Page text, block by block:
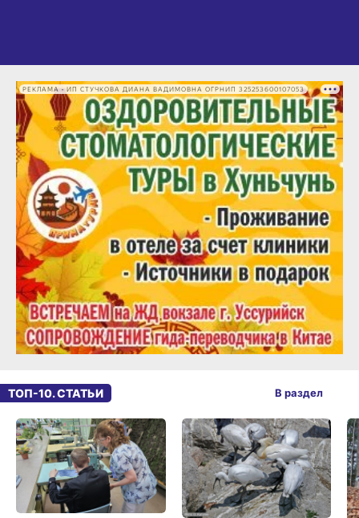
РЕКЛАМА • ИП СТУЧКОВА ДИАНА ВАДИМОВНА ОГРНИП 325253600107053
ТОП-10. СТАТЬИ В раздел